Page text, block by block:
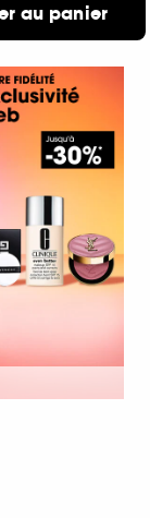
au panier